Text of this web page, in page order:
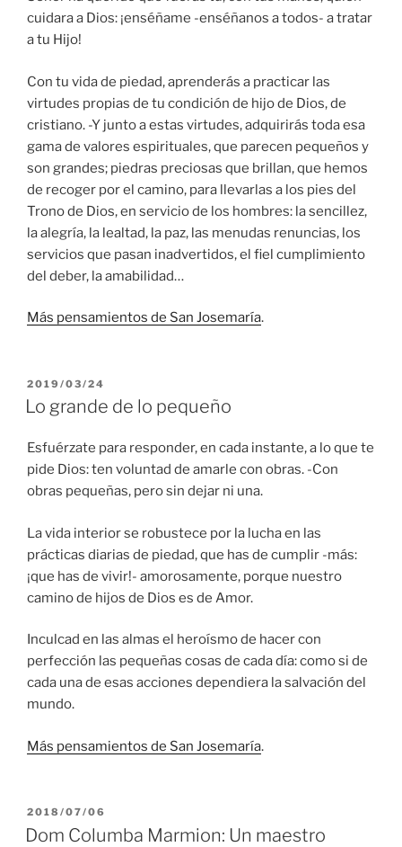
cuidara a Dios: ¡enséñame -enséñanos a todos- a tratar
a tu Hijo!
Con tu vida de piedad, aprenderás a practicar las
virtudes propias de tu condición de hijo de Dios, de
cristiano. -Y junto a estas virtudes, adquirirás toda esa
gama de valores espirituales, que parecen pequeños y
son grandes; piedras preciosas que brillan, que hemos
de recoger por el camino, para llevarlas a los pies del
Trono de Dios, en servicio de los hombres: la sencillez,
la alegría, la lealtad, la paz, las menudas renuncias, los
servicios que pasan inadvertidos, el fiel cumplimiento
del deber, la amabilidad…
Más pensamientos de San Josemaría.
PUBLICADO
EL
2019/03/24
Lo grande de lo pequeño
Esfuérzate para responder, en cada instante, a lo que te
pide Dios: ten voluntad de amarle con obras. -Con
obras pequeñas, pero sin dejar ni una.
La vida interior se robustece por la lucha en las
prácticas diarias de piedad, que has de cumplir -más:
¡que has de vivir!- amorosamente, porque nuestro
camino de hijos de Dios es de Amor.
Inculcad en las almas el heroísmo de hacer con
perfección las pequeñas cosas de cada día: como si de
cada una de esas acciones dependiera la salvación del
mundo.
Más pensamientos de San Josemaría.
PUBLICADO
EL
2018/07/06
Dom Columba Marmion: Un maestro